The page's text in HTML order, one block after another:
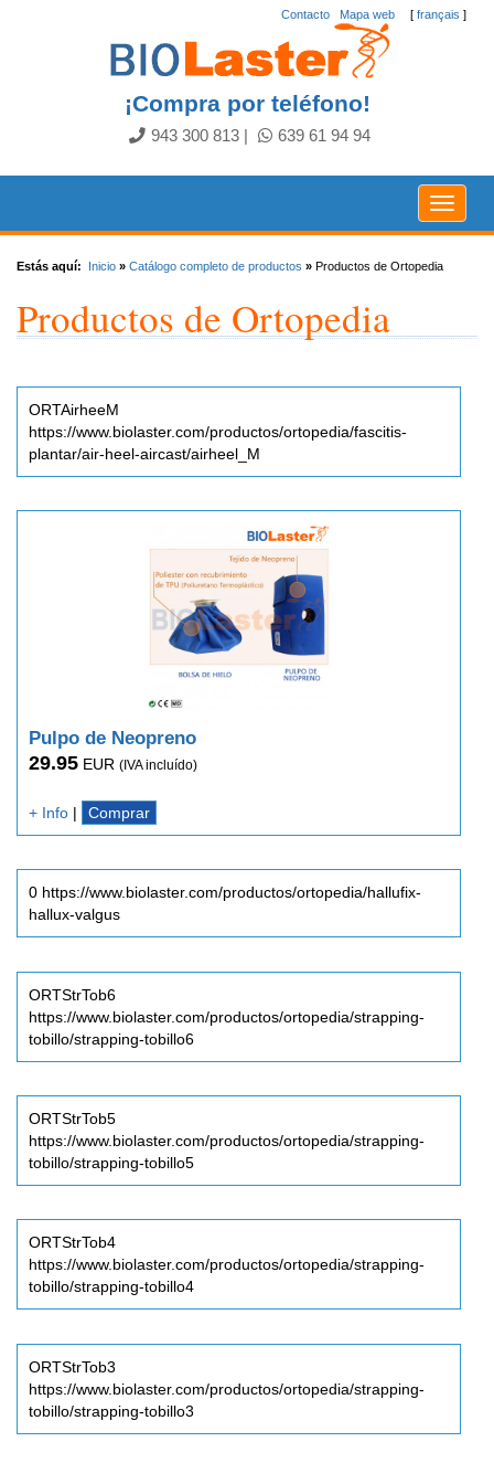
[ français ]
Contacto Mapa web
¡Compra por teléfono!
943 300 813 639 61 94 94
Toggle
Estás aquí: Inicio » Catálogo completo de productos » Productos de Ortopedia
Productos de Ortopedia
ORTAirheeM
https://www.biolaster.com/productos/ortopedia/fascitis-
plantar/air-heel-aircast/airheel_M
Pulpo de Neopreno
29.95 EUR (IVA incluído)
+ Info | Comprar
0 https://www.biolaster.com/productos/ortopedia/hallufix-
hallux-valgus
ORTStrTob6
https://www.biolaster.com/productos/ortopedia/strapping-
tobillo/strapping-tobillo6
ORTStrTob5
https://www.biolaster.com/productos/ortopedia/strapping-
tobillo/strapping-tobillo5
ORTStrTob4
https://www.biolaster.com/productos/ortopedia/strapping-
tobillo/strapping-tobillo4
ORTStrTob3
https://www.biolaster.com/productos/ortopedia/strapping-
tobillo/strapping-tobillo3